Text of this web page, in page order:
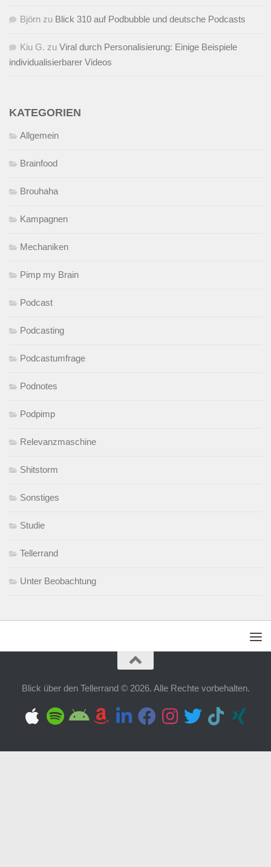
Björn zu Blick 310 auf Podbubble und deutsche Podcasts
Kiu G. zu Viral durch Personalisierung: Einige Beispiele
individualisierbarer Videos
KATEGORIEN
Allgemein
Brainfood
Brouhaha
Kampagnen
Mechaniken
Pimp my Brain
Podcast
Podcasting
Podcastumfrage
Podnotes
Podpimp
Relevanzmaschine
Shitstorm
Sonstiges
Studie
Tellerrand
Unter Beobachtung
Blick über den Tellerrand © 2026. Alle Rechte vorbehalten.